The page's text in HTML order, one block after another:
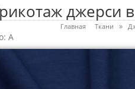
джерси
Главная Ткани »
A